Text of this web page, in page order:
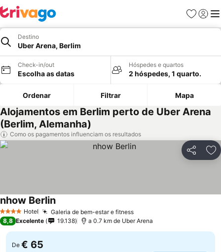
Favoritos
Iniciar
Destino
Uber Arena, Berlim
Check-in/out
Escolha as datas
Hóspedes e quartos
2 hóspedes, 1 quarto.
Ordenar Filtrar Mapa
Alojamentos em Berlim perto de Uber Arena
(Berlim, Alemanha)
Como os pagamentos influenciam os resultados
Partilhar
4 EstrelasHotel Galeria de bem-estar e fitnessVer preços
nhow BerlinVer preços
8,8 Excelente 19.138 a 0.7 km de Uber Arena
De € 65